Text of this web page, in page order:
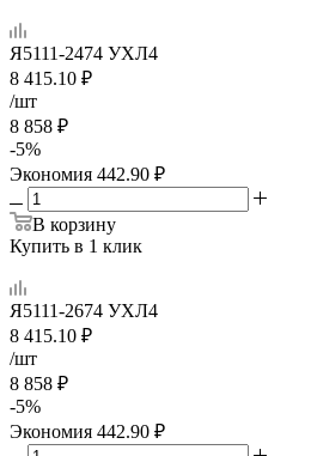
Я5111-2474 УХЛ4
8 415.10 ₽
/шт
8 858 ₽
-5%
Экономия 442.90 ₽
В корзину
Купить в 1 клик
Я5111-2674 УХЛ4
8 415.10 ₽
/шт
8 858 ₽
-5%
Экономия 442.90 ₽